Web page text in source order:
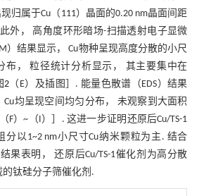
归属于Cu（111）晶面的0.20 nm晶面间距
此外， 高角度环形暗场-扫描透射电子显微
）结果显示， Cu物种呈现高度分散的小尺
布， 粒径统计分析显示， 其主要集中在
2 （E）及插图］. 能量色散谱（EDS）结果
Cu均呈现空间均匀分布， 未观察到大面积
（F）~（I）］. 这进一步证明还原后Cu/TS-1
分以1~2 nm小尺寸Cu纳米颗粒为主. 结合
结果表明， 还原后Cu/TS-1催化剂为高分散
的钛硅分子筛催化剂.